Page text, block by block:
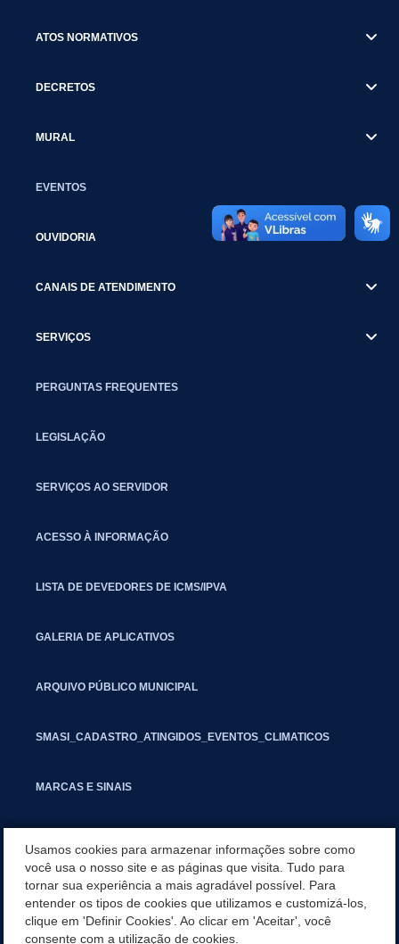
ATOS NORMATIVOS
DECRETOS
MURAL
EVENTOS
OUVIDORIA
CANAIS DE ATENDIMENTO
SERVIÇOS
PERGUNTAS FREQUENTES
LEGISLAÇÃO
SERVIÇOS AO SERVIDOR
ACESSO À INFORMAÇÃO
LISTA DE DEVEDORES DE ICMS/IPVA
GALERIA DE APLICATIVOS
ARQUIVO PÚBLICO MUNICIPAL
SMASI_CADASTRO_ATINGIDOS_EVENTOS_CLIMATICOS
MARCAS E SINAIS
SEGUNDA VIA IPTU
CATEGORIAS
Usamos cookies para armazenar informações sobre como
você usa o nosso site e as páginas que visita. Tudo para
tornar sua experiência a mais agradável possível. Para
entender os tipos de cookies que utilizamos e customizá-los,
clique em 'Definir Cookies'. Ao clicar em 'Aceitar', você
consente com a utilização de cookies.